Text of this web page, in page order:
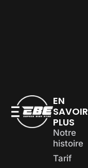
EN
SAVOIR
PLUS
Notre
histoire
Tarif